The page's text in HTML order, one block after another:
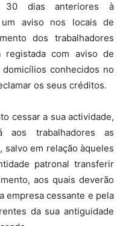
30 dias anteriores à
um aviso nos locais de
dos trabalhadores
com aviso de
conhecidos no
os seus créditos.
cessar a sua actividade,
aos trabalhadores as
salvo em relação àqueles
patronal transferir
aos quais deverão
empresa cessante e pela
da sua antiguidade